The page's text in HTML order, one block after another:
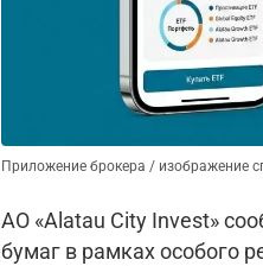
Приложение брокера / изображение
АО «Alatau City Invest»
бумаг в рамках особого